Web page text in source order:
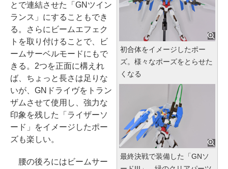
初合体をイメージしたポー
ズ。様々なポーズをとらせた
くなる
最終決戦で装備した「GNソ
とで連結させた「GNツイン
ランス」にすることもでき
る。さらにビームエフェク
トを取り付けることで、ビ
ームサーベルモードにもで
きる。2つを正面に構えれ
ば、ちょっと長さは足りな
いが、GNドライヴをトラン
ザムさせて使用し、強力な
印象を残した「ライザーソ
ード」をイメージしたポー
ズも楽しい。
腰の後ろにはビームサー